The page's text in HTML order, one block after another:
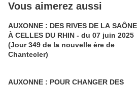
Vous aimerez aussi
AUXONNE : DES RIVES DE LA SAÔNE
À CELLES DU RHIN - du 07 juin 2025
(Jour 349 de la nouvelle ère de
Chantecler)
AUXONNE : POUR CHANGER DES